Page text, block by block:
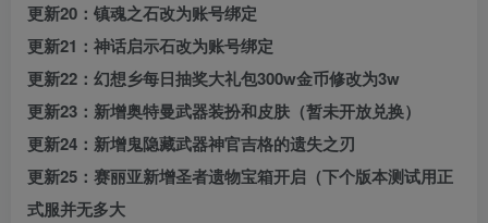
更新20：镇魂之石改为账号绑定
更新21：神话启示石改为账号绑定
更新22：幻想乡每日抽奖大礼包300w金币修改为3w
更新23：新增奥特曼武器装扮和皮肤（暂未开放兑换）
更新24：新增鬼隐藏武器神官吉格的遗失之刃
更新25：赛丽亚新增圣者遗物宝箱开启（下个版本测试用正
式服并无多大